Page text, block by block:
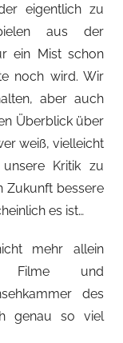
eigentlich zu
aus der
ein Mist schon
noch wird. Wir
aber auch
Überblick über
weiß, vielleicht
Kritik zu
Zukunft bessere
es ist…
mehr allein
Filme und
des
genau so viel